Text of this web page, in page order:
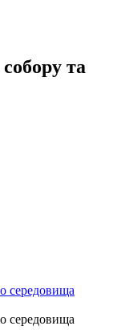
та
середовища
середовища